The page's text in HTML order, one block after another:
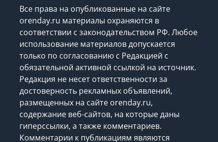
Все права на опубликованные на сайте
orenday.ru материалы охраняются в
соответствии с законодательством РФ. Любое
использование материалов допускается
только по согласованию с Редакцией с
обязательной активной ссылкой на источник.
Редакция не несет ответственности за
достоверность рекламных объявлений,
размещенных на сайте orenday.ru,
содержание веб-сайтов, на которые даны
гиперссылки, а также комментариев.
Комментарии к публикациям являются